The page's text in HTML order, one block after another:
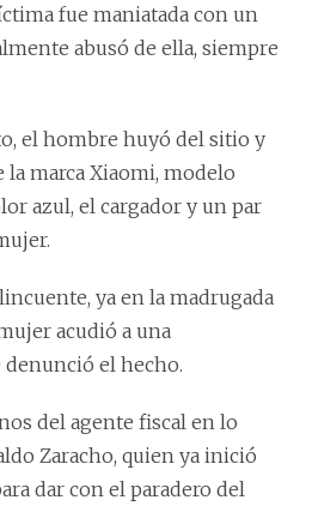
fue maniatada con un
abusó de ella, siempre
el hombre huyó del sitio y
marca Xiaomi, modelo
azul, el cargador y un par
ya en la madrugada
acudió a una
el hecho.
del agente fiscal en lo
Zaracho, quien ya inició
dar con el paradero del